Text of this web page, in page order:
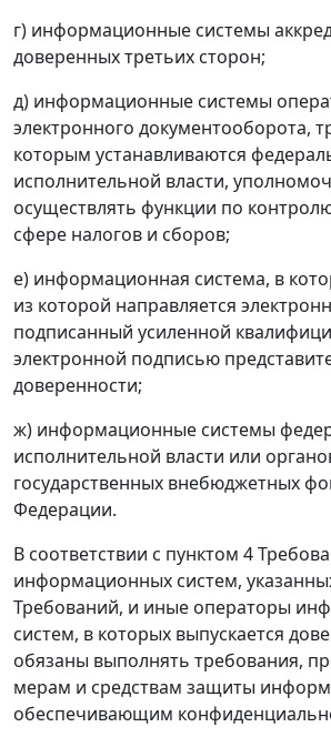
г) информационные системы
доверенных третьих сторон;
д) информационные системы
электронного документооборота,
которым устанавливаются
исполнительной власти,
осуществлять функции по
сфере налогов и сборов;
е) информационная система, в
из которой направляется
подписанный усиленной
электронной подписью
доверенности;
ж) информационные системы
исполнительной власти или
государственных внебюджетных
Федерации.
В соответствии с пунктом 4
информационных систем,
Требований, и иные операторы
систем, в которых выпускается
обязаны выполнять требования,
мерам и средствам защиты
обеспечивающим